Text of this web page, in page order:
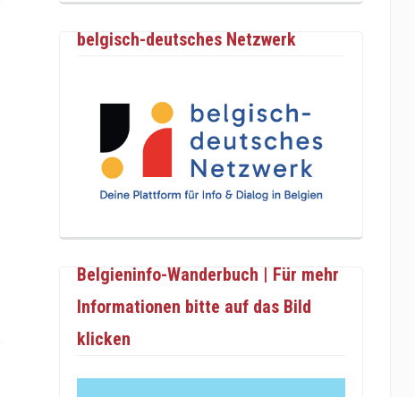
belgisch-deutsches Netzwerk
Belgieninfo-Wanderbuch | Für mehr
Informationen bitte auf das Bild
klicken